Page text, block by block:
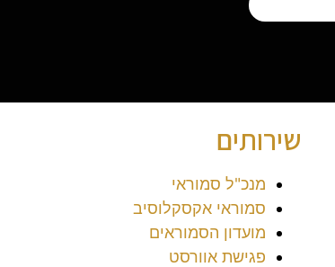
שירותים
מנכ"ל סמוראי
סמוראי אקסקלוסיב
מועדון הסמוראים
פגישת אוורסט